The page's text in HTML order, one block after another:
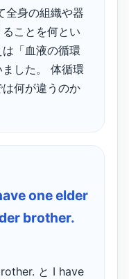
全身の組織や器
ことを何とい
「血液の循環
ました。 体循環
何が違うのか
one elder
brother.
と I have